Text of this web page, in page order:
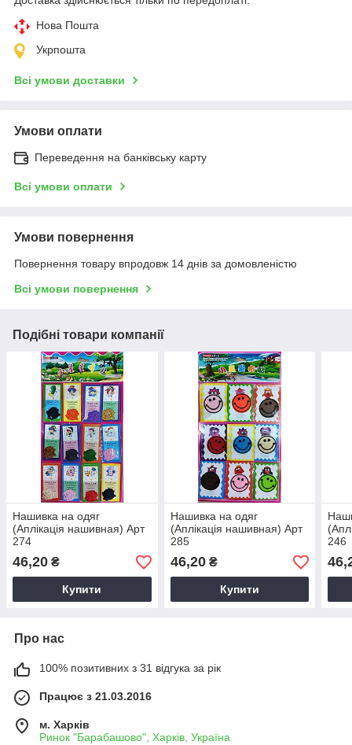
Нова Пошта
Укрпошта
Всі умови доставки
Умови оплати
Переведення на банківську карту
Всі умови оплати
Умови повернення
Повернення товару впродовж 14 днів за домовленістю
Всі умови повернення
Подібні товари компанії
Нашивка на одяг
(Аплікація нашивная) Арт
274
46,20 ₴
Купити
Нашивка на одяг
(Аплікація нашивная) Арт
285
46,20₴
Купити
246
Про нас
100% позитивних з 31 відгука за рік
Працює з 21.03.2016
м. Харків
Ринок "Барабашово", Харків, Україна